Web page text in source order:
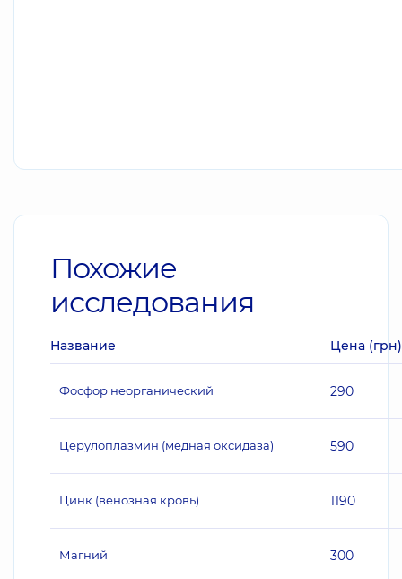
Похожие
исследования
Название Цена (грн)
Фосфор неорганический 290
Церулоплазмин (медная оксидаза) 590
Цинк (венозная кровь) 1190
Магний 300